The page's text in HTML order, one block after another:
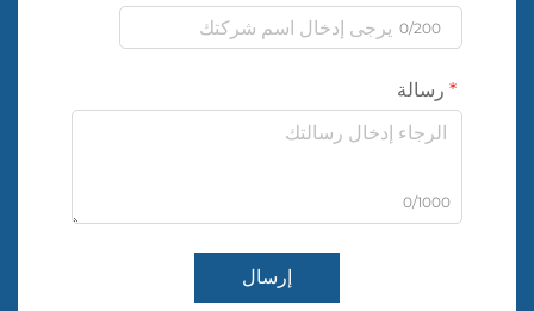
0/200
رسالة
0/1000
إرسال